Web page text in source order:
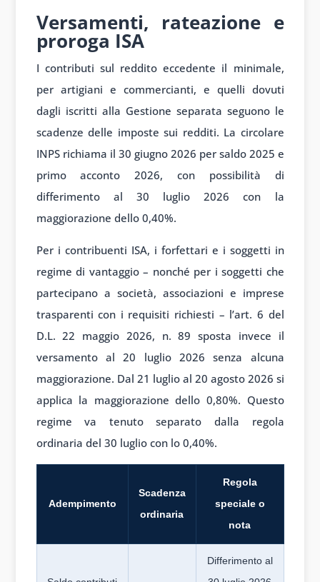
Versamenti, rateazione e
proroga ISA
I contributi sul reddito eccedente il minimale,
per artigiani e commercianti, e quelli dovuti
dagli iscritti alla Gestione separata seguono le
scadenze delle imposte sui redditi. La circolare
INPS richiama il 30 giugno 2026 per saldo 2025 e
primo acconto 2026, con possibilità di
differimento al 30 luglio 2026 con la
maggiorazione dello 0,40%.
Per i contribuenti ISA, i forfettari e i soggetti in
regime di vantaggio – nonché per i soggetti che
partecipano a società, associazioni e imprese
trasparenti con i requisiti richiesti – l’art. 6 del
D.L. 22 maggio 2026, n. 89 sposta invece il
versamento al 20 luglio 2026 senza alcuna
maggiorazione. Dal 21 luglio al 20 agosto 2026 si
applica la maggiorazione dello 0,80%. Questo
regime va tenuto separato dalla regola
ordinaria del 30 luglio con lo 0,40%.
Adempimento
Scadenza
ordinaria
Regola
speciale o
nota
Differimento al